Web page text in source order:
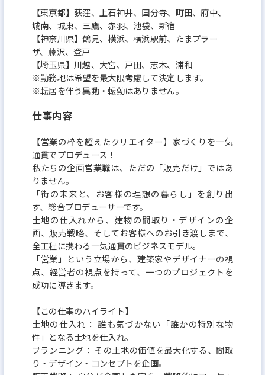
～～～～～～～～～～～～～～～～～～～～
【東京都】荻窪、上石神井、国分寺、町田、府中、
城南、城東、三鷹、赤羽、池袋、新宿
【神奈川県】鶴見、横浜、横浜駅前、たまプラー
ザ、藤沢、登戸
【埼玉県】川越、大宮、戸田、志木、浦和
※勤務地は希望を最大限考慮して決定します。
※転居を伴う異動・転勤はありません。
仕事内容
【営業の枠を超えたクリエイター】家づくりを一気
通貫でプロデュース！
私たちの企画営業職は、ただの「販売だけ」ではあ
りません。
「街の未来と、お客様の理想の暮らし」を創り出
す、総合プロデューサーです。
土地の仕入れから、建物の間取り・デザインの企
画、販売戦略、そしてお客様へのお引き渡しまで、
全工程に携わる一気通貫のビジネスモデル。
「営業」という立場から、建築家やデザイナーの視
点、経営者の視点を持って、一つのプロジェクトを
成功に導きます。
【この仕事のハイライト】
土地の仕入れ： 誰も気づかない「誰かの特別な物
件」となる土地を仕入れ。
プランニング： その土地の価値を最大化する、間取
り・デザイン・コンセプトを企画。